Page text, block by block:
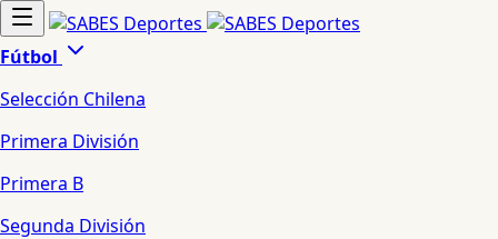
Fútbol
Selección Chilena
Primera División
Primera B
Segunda División